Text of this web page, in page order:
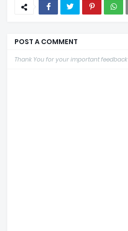
POST A COMMENT
Thank You for your important feedback